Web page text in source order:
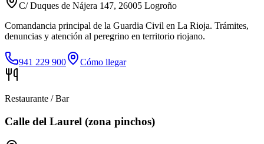
C/ Duques de Nájera 147, 26005 Logroño
Comandancia principal de la Guardia Civil en La Rioja. Trámites,
denuncias y atención al peregrino en territorio riojano.
941 229 900 Cómo llegar
Restaurante / Bar
Calle del Laurel (zona pinchos)